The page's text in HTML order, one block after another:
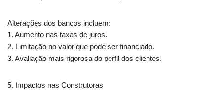
Alterações dos bancos incluem:
1. Aumento nas taxas de juros.
2. Limitação no valor que pode ser financiado.
3. Avaliação mais rigorosa do perfil dos clientes.
5. Impactos nas Construtoras